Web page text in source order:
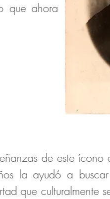
que ahora
de este
la ayudó a
que culturalmente